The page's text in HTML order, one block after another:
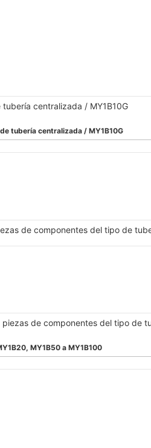
centralizada / MY1B10G
tubería centralizada / MY1B10G
de componentes del tipo de
de componentes del tipo de
MY1B50 a MY1B100